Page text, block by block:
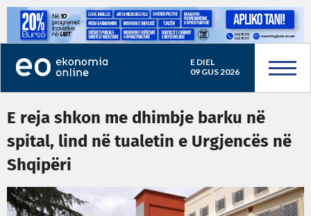
E DIEL
09 GUS 2026
E reja shkon me dhimbje barku në
spital, lind në tualetin e Urgjencës në
Shqipëri